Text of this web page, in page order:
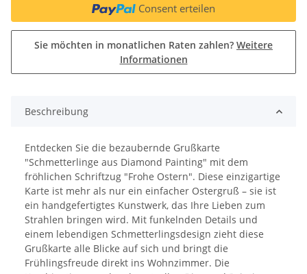
Consent erteilen
Sie möchten in monatlichen Raten zahlen? Weitere
Informationen
Beschreibung
Entdecken Sie die bezaubernde Grußkarte
"Schmetterlinge aus Diamond Painting" mit dem
fröhlichen Schriftzug "Frohe Ostern". Diese einzigartige
Karte ist mehr als nur ein einfacher Ostergruß – sie ist
ein handgefertigtes Kunstwerk, das Ihre Lieben zum
Strahlen bringen wird. Mit funkelnden Details und
einem lebendigen Schmetterlingsdesign zieht diese
Grußkarte alle Blicke auf sich und bringt die
Frühlingsfreude direkt ins Wohnzimmer. Die